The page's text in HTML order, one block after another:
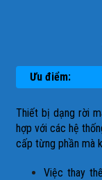
Ưu điểm:
Thiết bị dạng rời
hợp với các hệ
cấp từng phần mà
Việc thay